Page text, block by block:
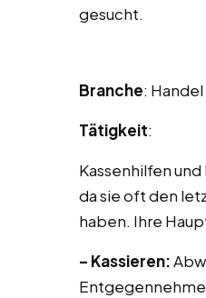
gesucht.
Branche:
Tätigkeit:
Kassenhilfen
da sie oft den
haben. Ihre
– Kassieren: